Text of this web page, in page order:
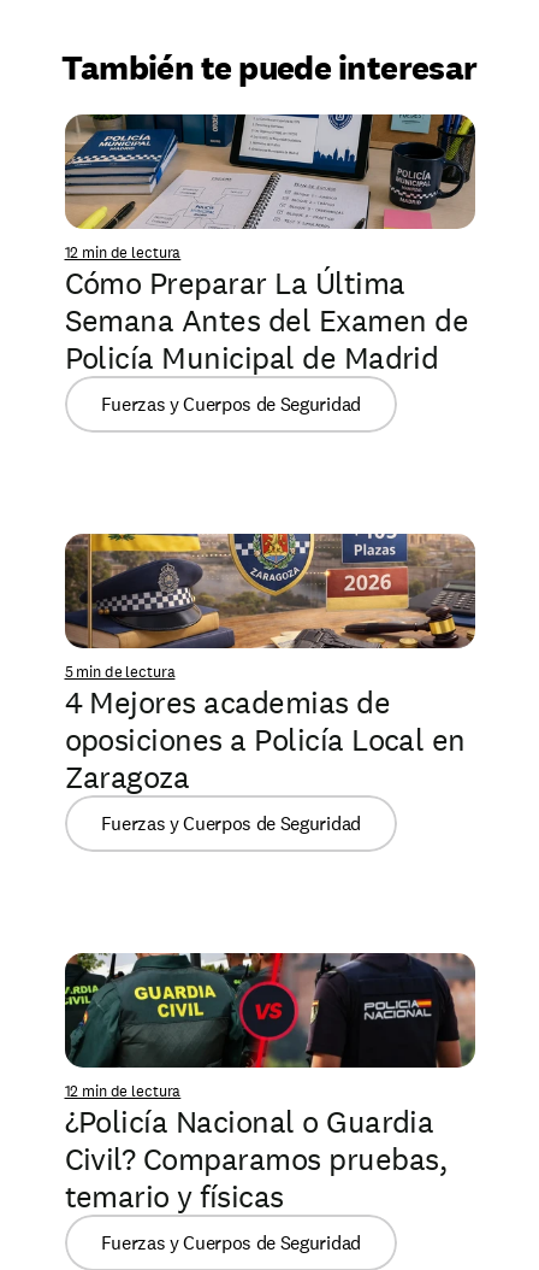
También te puede interesar
12 min de lectura
Cómo Preparar La Última
Semana Antes del Examen de
Policía Municipal de Madrid
Fuerzas y Cuerpos de Seguridad
5 min de lectura
4 Mejores academias de
oposiciones a Policía Local en
Zaragoza
Fuerzas y Cuerpos de Seguridad
12 min de lectura
¿Policía Nacional o Guardia
Civil? Comparamos pruebas,
temario y físicas
Fuerzas y Cuerpos de Seguridad